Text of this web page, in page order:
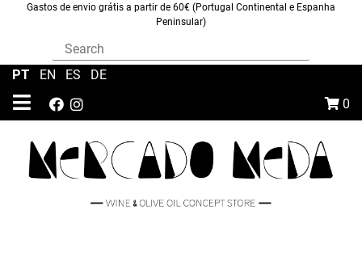
Gastos de envio grátis a partir de 60€ (Portugal Continental e Espanha
Peninsular)
0
PT EN ES DE